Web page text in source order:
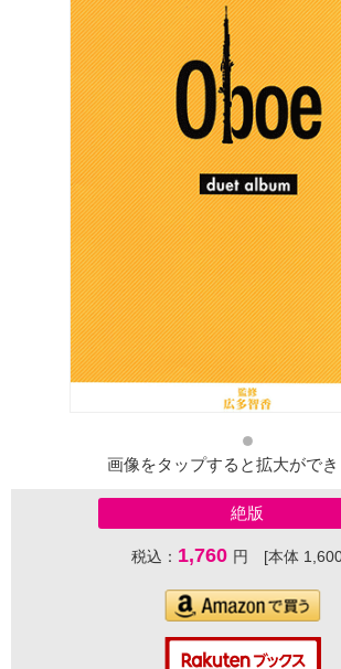
画像をタップすると拡大ができ
絶版
税込： 1,760 円 [本体